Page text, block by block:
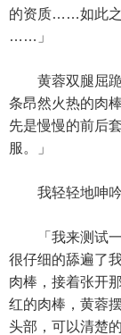
的资质……如此
……」
黄蓉双腿屈跪
条昂然火热的肉棒
先是慢慢的前后
服。」
我轻轻地呻吟
「我来测试一
很仔细的舔遍了
肉棒，接着张开
红的肉棒，黄蓉
头部，可以清楚